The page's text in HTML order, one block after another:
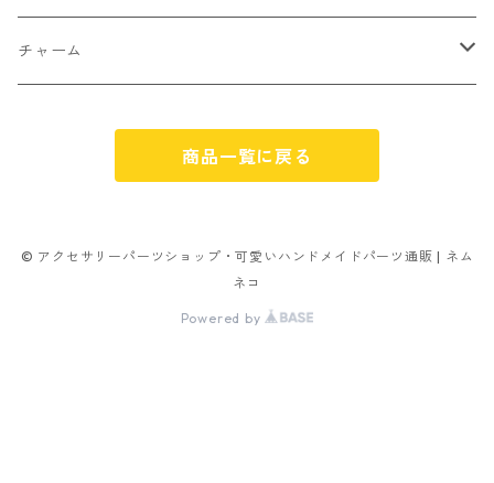
ゼリー
シーズン系
単文字
スマイル
フラワー お花
ヘアーパーツ
カニカン
OPP袋
アクリルビーズ
フレークシュガー
クリスマス
フレークシュガー
おばけ
チャーム
アルファベット
商品一覧に戻る
© アクセサリーパーツショップ・可愛いハンドメイドパーツ通販 | ネム
ネコ
Powered by